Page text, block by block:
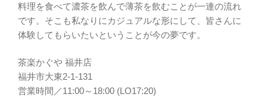
料理を食べて濃茶を飲んで薄茶を飲むことが一連の流れ
です。そこも私なりにカジュアルな形にして、皆さんに
体験してもらいたいということが今の夢です。
茶楽かぐや 福井店
福井市大東2-1-131
営業時間／11:00～18:00 (LO17:20)